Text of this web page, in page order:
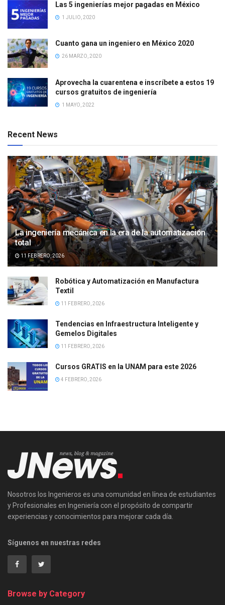
Las 5 ingenierías mejor pagadas en México
1 JULIO, 2020
Cuanto gana un ingeniero en México 2020
26 MARZO, 2020
Aprovecha la cuarentena e inscríbete a estos 19
cursos gratuitos de ingeniería
1 MAYO, 2022
Recent News
La ingeniería mecánica en la era de la automatización
total
11 FEBRERO, 2026
Robótica y Automatización en Manufactura
Textil
11 FEBRERO, 2026
Tendencias en Infraestructura Inteligente y
Gemelos Digitales
11 FEBRERO, 2026
Cursos GRATIS en la UNAM para este 2026
4 FEBRERO, 2026
Nosotros los Ingenieros es una comunidad en línea de estudiantes
y Profesionales en Ingeniería con el propósito de compartir
experiencias y conocimientos para mejorar cada día.
Síguenos en nuestras redes
Browse by Category